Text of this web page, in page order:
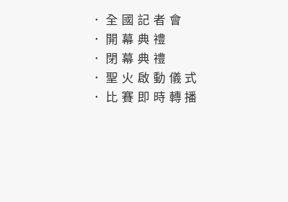
．全國記者會
．開幕典禮
．閉幕典禮
．聖火啟動儀式
．比賽即時轉播